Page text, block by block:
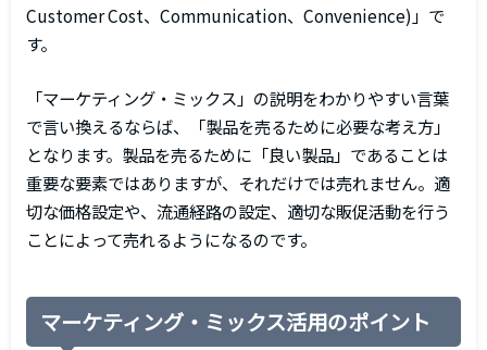
Customer Cost、Communication、Convenience)」で
す。
「マーケティング・ミックス」の説明をわかりやすい言葉
で言い換えるならば、「製品を売るために必要な考え方」
となります。製品を売るために「良い製品」であることは
重要な要素ではありますが、それだけでは売れません。適
切な価格設定や、流通経路の設定、適切な販促活動を行う
ことによって売れるようになるのです。
マーケティング・ミックス活用のポイント